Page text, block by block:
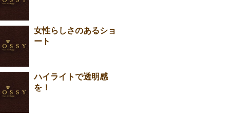
女性らしさのあるショ
ート
ハイライトで透明感
を！